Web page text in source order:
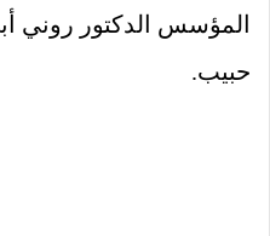
المؤسس الدكتور روني
حبيب.